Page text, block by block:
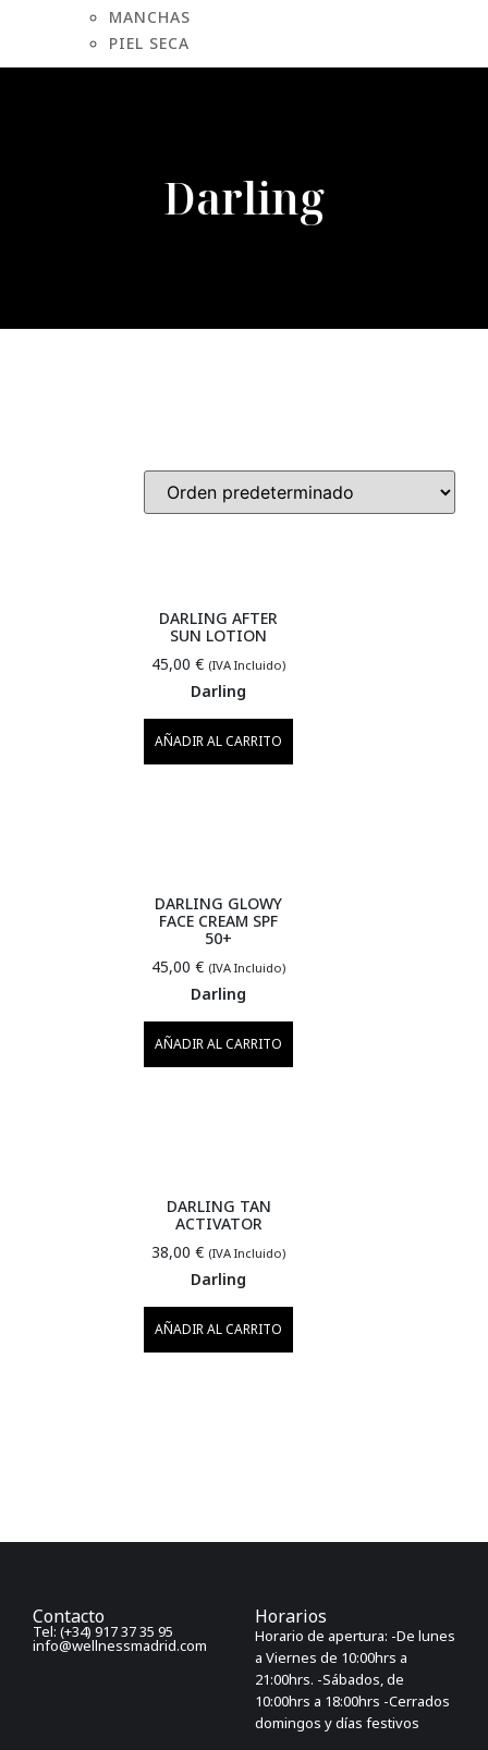
MANCHAS
PIEL SECA
Darling
DARLING AFTER
SUN LOTION
45,00€ (IVA Incluido)
Darling
AÑADIR AL CARRITO
DARLING GLOWY
FACE CREAM SPF
50+
45,00€ (IVA Incluido)
Darling
AÑADIR AL CARRITO
DARLING TAN
ACTIVATOR
38,00€ (IVA Incluido)
Darling
AÑADIR AL CARRITO
Contacto
Tel: (+34) 917 37 35 95
info@wellnessmadrid.com
Horarios
Horario de apertura: -De lunes
a Viernes de 10:00hrs a
21:00hrs. -Sábados, de
10:00hrs a 18:00hrs -Cerrados
domingos y días festivos